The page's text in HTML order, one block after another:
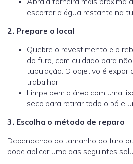
escorrer a água restante na
2. Prepare o local
Quebre o revestimento e o
do furo, com cuidado para
tubulação. O objetivo é expor
trabalhar.
Limpe bem a área com uma
seco para retirar todo o pó e
3. Escolha o método de reparo
Dependendo do tamanho do furo
pode aplicar uma das seguintes